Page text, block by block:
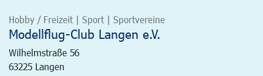
Hobby / Freizeit | Sport | Sportvereine
Modellflug-Club Langen e.V.
Wilhelmstraße 56
63225 Langen